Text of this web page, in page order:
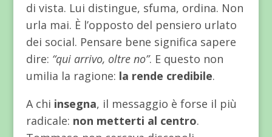
di vista. Lui distingue, sfuma, ordina. Non
urla mai. È l’opposto del pensiero urlato
dei social. Pensare bene significa sapere
dire: “qui arrivo, oltre no”. E questo non
umilia la ragione: la rende credibile.
A chi insegna, il messaggio è forse il più
radicale: non metterti al centro.